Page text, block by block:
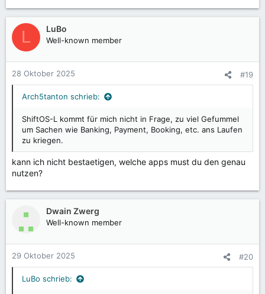
L LuBo
Well-known member
28 Oktober 2025 #19
Arch5tanton schrieb:
ShiftOS-L kommt für mich nicht in Frage, zu viel Gefummel
um Sachen wie Banking, Payment, Booking, etc. ans Laufen
zu kriegen.
kann ich nicht bestaetigen, welche apps must du den genau
nutzen?
Dwain Zwerg
Well-known member
29 Oktober 2025 #20
LuBo schrieb: